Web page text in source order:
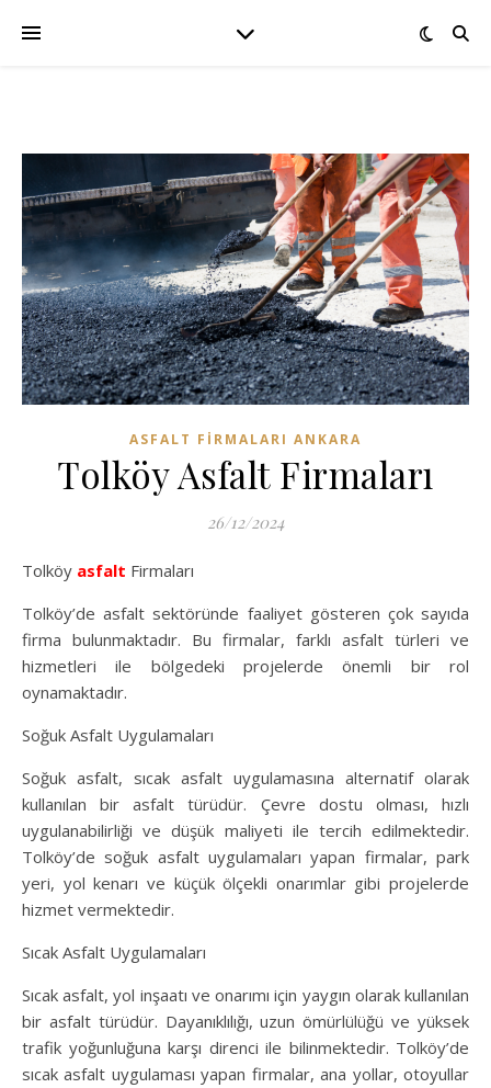
ASFALT FIRMALARI ANKARA
Tolköy Asfalt Firmaları
26/12/2024
Tolköy asfalt Firmaları
Tolköy’de asfalt sektöründe faaliyet gösteren çok sayıda
firma bulunmaktadır. Bu firmalar, farklı asfalt türleri ve
hizmetleri ile bölgedeki projelerde önemli bir rol
oynamaktadır.
Soğuk Asfalt Uygulamaları
Soğuk asfalt, sıcak asfalt uygulamasına alternatif olarak
kullanılan bir asfalt türüdür. Çevre dostu olması, hızlı
uygulanabilirliği ve düşük maliyeti ile tercih edilmektedir.
Tolköy’de soğuk asfalt uygulamaları yapan firmalar, park
yeri, yol kenarı ve küçük ölçekli onarımlar gibi projelerde
hizmet vermektedir.
Sıcak Asfalt Uygulamaları
Sıcak asfalt, yol inşaatı ve onarımı için yaygın olarak kullanılan
bir asfalt türüdür. Dayanıklılığı, uzun ömürlülüğü ve yüksek
trafik yoğunluğuna karşı direnci ile bilinmektedir. Tolköy’de
sıcak asfalt uygulaması yapan firmalar, ana yollar, otoyullar